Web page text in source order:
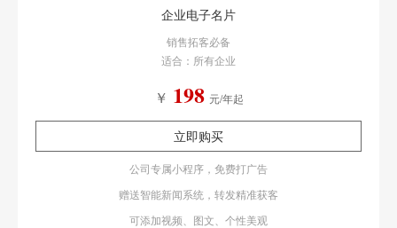
企业电子名片
销售拓客必备
适合：所有企业
￥ 198 元/年起
立即购买
公司专属小程序，免费打广告
赠送智能新闻系统，转发精准获客
可添加视频、图文、个性美观